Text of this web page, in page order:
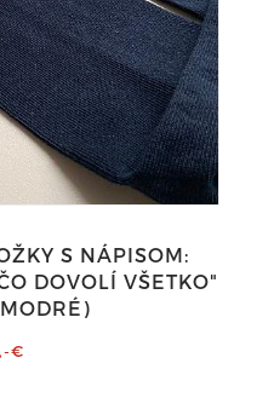
S NÁPISOM:
DOVOLÍ VŠETKO"
€